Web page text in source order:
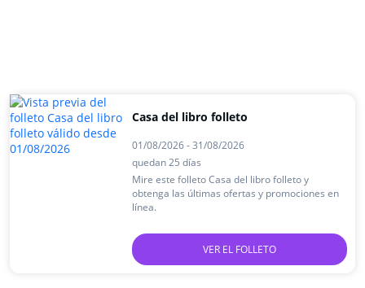
Casa del libro folleto
01/08/2026 - 31/08/2026
quedan 25 días
Mire este folleto Casa del libro folleto y
obtenga las últimas ofertas y promociones en
línea.
VER EL FOLLETO